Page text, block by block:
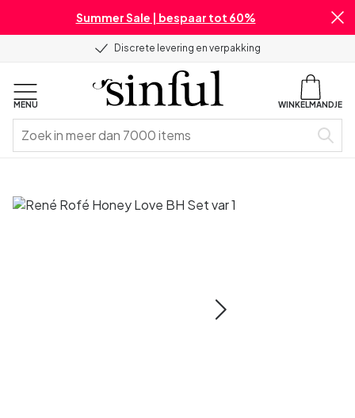
Summer Sale | bespaar tot 60%
Discrete levering en verpakking
MENU WINKELMANDJE